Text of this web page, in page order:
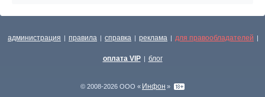
администрация | правила | справка | реклама | для правообладателей |
оплата VIP | блог
© 2008-2026 ООО « Инфон »